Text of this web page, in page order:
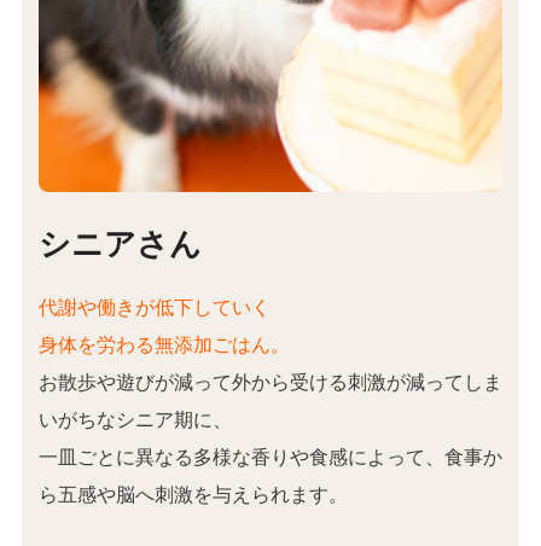
シニアさん
代謝や働きが低下していく
身体を労わる無添加ごはん。
お散歩や遊びが減って外から受ける刺激が減ってしま
いがちなシニア期に、
一皿ごとに異なる多様な香りや食感によって、食事か
ら五感や脳へ刺激を与えられます。